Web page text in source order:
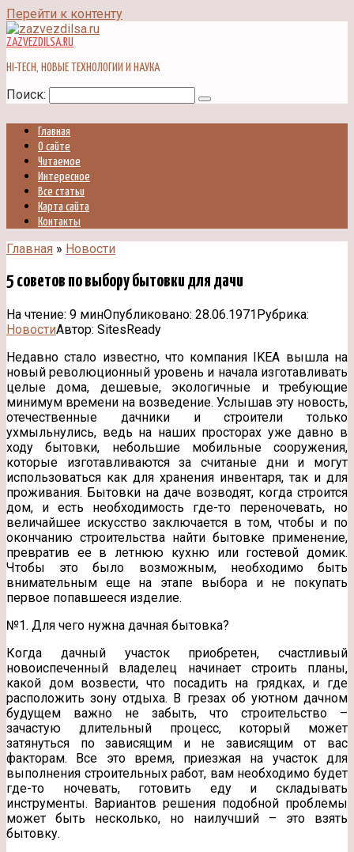
Перейти к контенту
ZAZVEZDILSA.RU
HI-TECH, НОВЫЕ ТЕХНОЛОГИИ И НАУКА
Поиск:
Главная
О сайте
Читаемое
Интересное
Все статьи
Карта сайта
Контакты
Главная » Новости
5 советов по выбору бытовки для дачи
На чтение: 9 минОпубликовано: 28.06.1971Рубрика:
НовостиАвтор: SitesReady
Недавно стало известно, что компания IKEA вышла на
новый революционный уровень и начала изготавливать
целые дома, дешевые, экологичные и требующие
минимум времени на возведение. Услышав эту новость,
отечественные дачники и строители только
ухмыльнулись, ведь на наших просторах уже давно в
ходу бытовки, небольшие мобильные сооружения,
которые изготавливаются за считаные дни и могут
использоваться как для хранения инвентаря, так и для
проживания. Бытовки на даче возводят, когда строится
дом, и есть необходимость где-то переночевать, но
величайшее искусство заключается в том, чтобы и по
окончанию строительства найти бытовке применение,
превратив ее в летнюю кухню или гостевой домик.
Чтобы это было возможным, необходимо быть
внимательным еще на этапе выбора и не покупать
первое попавшееся изделие.
№1. Для чего нужна дачная бытовка?
Когда дачный участок приобретен, счастливый
новоиспеченный владелец начинает строить планы,
какой дом возвести, что посадить на грядках, и где
расположить зону отдыха. В грезах об уютном дачном
будущем важно не забыть, что строительство –
зачастую длительный процесс, который может
затянуться по зависящим и не зависящим от вас
факторам. Все это время, приезжая на участок для
выполнения строительных работ, вам необходимо будет
где-то ночевать, готовить еду и складывать
инструменты. Вариантов решения подобной проблемы
может быть несколько, но наилучший – это взять
бытовку.